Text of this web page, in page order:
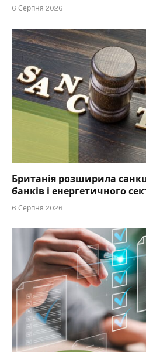
6 Серпня 2026
Британія розширила
банків і енергетичного
6 Серпня 2026